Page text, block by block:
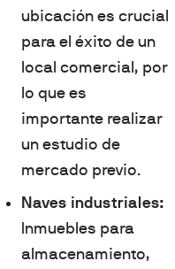
ubicación es crucial
para el éxito de un
local comercial, por
lo que es
importante realizar
un estudio de
mercado previo.
Naves industriales:
Inmuebles para
almacenamiento,